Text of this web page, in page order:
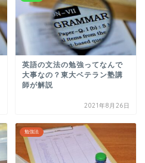
英語の文法の勉強ってなんで
大事なの？東大ベテラン塾講
師が解説
2021年8月26日
勉強法